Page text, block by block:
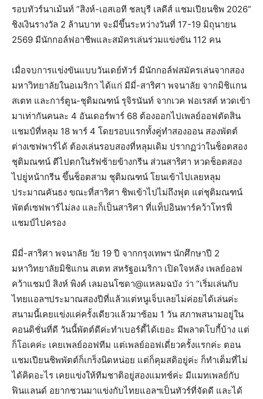
รอบทัวร์นาเม้นท์ ”สิงห์-เอสเอที ชลบุรี เลดีส์ แชมเปียนชิพ 2026”
ชิงเงินรางวัล 2 ล้านบาท จะมีขึ้นระหว่างวันที่ 17-19 มิถุนายน
2569 มีนักกอล์ฟอาชีพและสมัครเล่นร่วมแข่งขัน 112 คน
เมื่อจบการแข่งขันแบบวันเดย์ทัวร์ มีนักกอล์ฟสมัครเล่นจากสอง
มหาวิทยาลัยในอเมริกา ได้แก่ มีมี่-สาริศา พจนาลัย จากมิชิแกน
สเตท และการ์ตูน-ชุติมณฑน์ รุจิรนันท์ จากเวค ฟอเรสต์ หวดเข้า
มาเท่ากันคนละ 4 อันเดอร์พาร์ 68 ต้องออกไปเพลย์ออฟตัดสิน
แชมป์ที่หลุม 18 พาร์ 4 โดยรอบแรกทั้งคู่ทำสองออน สองพัตต์
ต่างเซฟพาร์ได้ ต้องเล่นรอบสองที่หลุมเดิม ปรากฏว่าในช็อตสอง
ชุติมณฑน์ ตีไปตกในรัฟซ้ายข้างกรีน ส่วนสาริศา หวดช็อตสอง
ไปยู่หน้ากรีน ขึ้นช็อตสาม ชุติมณฑน์ โยนเข้าไปเลยหลุม
ประมาณคันธง ขณะที่สาริศา ชิพเข้าไปไม่ถึงฟุต แต่ชุติมณฑน์
พัตต์เซฟพาร์ไม่ลง และก็เป็นสาริศา ที่แท็ปอินพาร์คว้าโทรฟี่
แชมป์ไปครอง
มีมี่-สาริศา พจนาลัย วัย 19 ปี จากกรุงเทพฯ นักศึกษาปี 2
มหาวิทยาลัยมิชิแกน สเตท สหรัฐอเมริกา เปิดใจหลัง เพลย์ออฟ
คว้าแชมป์ สิงห์ พิงค์ เลมอนโซดา@แหลมฉบัง ว่า “เริ่มเล่นกับ
ไทยแอลฯประมาณสองปีที่แล้วแต่หนูเจ็บเลยไม่ค่อยได้เล่นค่ะ
สนามนี้เคยแข่งแค่ครั้งเดียวแล้วมาซ้อม 1 วัน สภาพสนามอยู่ใน
คอนดิชั่นที่ดี วันนี้พัตต์ดีค่ะทำเบอร์ดี้ได้เยอะ มีพลาดโบกี้บ้าง แต่
ก็โอเคค่ะ เคยเพลย์ออฟทีม แต่เพลย์ออฟเดี่ยวครั้งแรกค่ะ ตอน
แชมเปียนชิพพัตต์ก็เกร็งนิดหน่อย แต่ก็คุมสติอยู่ค่ะ ก็ทำเต็มที่ไม่
ได้คิดอะไร เคยแข่งให้ทีมชาติอยู่สองแมทช์ค่ะ มีแมทเพลย์กับ
ฟินแลนด์ อยากชวนมาแข่งกับไทยแอลฯเป็นทัวร์ที่จัดดี และได้